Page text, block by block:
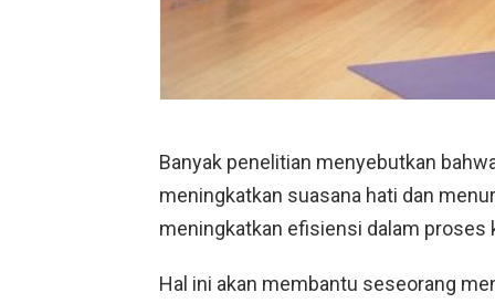
Banyak penelitian menyebutkan
meningkatkan suasana hati dan
meningkatkan efisiensi dalam proses
Hal ini akan membantu seseorang